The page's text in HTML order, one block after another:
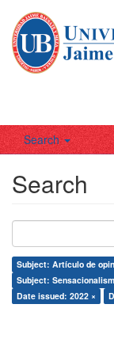
Search
Search
Subject: Artículo de
Subject:
Date issued: 2022 ×